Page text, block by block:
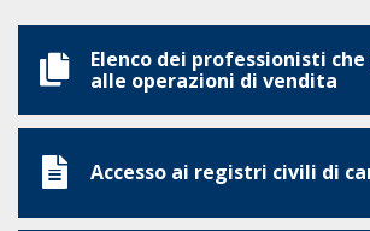
Elenco dei professionisti
alle operazioni di vendita
Accesso ai registri civili di